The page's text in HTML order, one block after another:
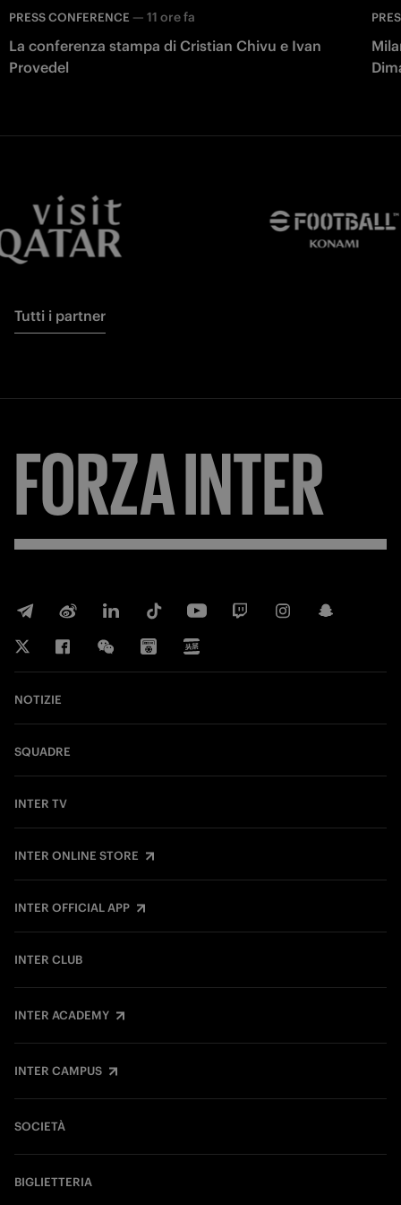
PRESS CONFERENCE — 11 ore fa
La conferenza stampa di Cristian Chivu e Ivan
Provedel
Tutti i partner
FORZAINTER
NOTIZIE
SQUADRE
INTER TV
INTER ONLINE STORE
INTER OFFICIAL APP
INTER CLUB
INTER ACADEMY
INTER CAMPUS
SOCIETÀ
BIGLIETTERIA